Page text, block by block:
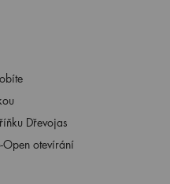
Dřevojas
Open otevírání